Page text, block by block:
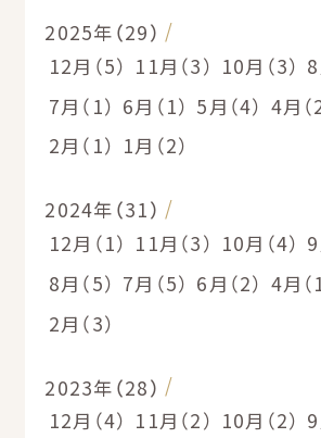
2025年（29）
12月（5） 11月（3） 10月（3） 8
7月（1） 6月（1） 5月（4） 4月（
2月（1） 1月（2）
2024年（31）
12月（1） 11月（3） 10月（4） 9
8月（5） 7月（5） 6月（2） 4月（
2月（3）
2023年（28）
12月（4） 11月（2） 10月（2） 9